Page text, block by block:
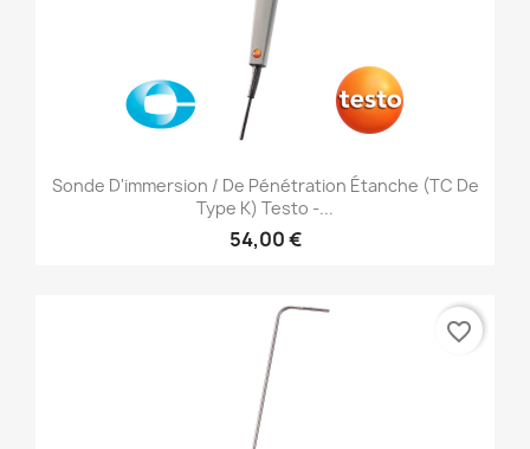
Sonde D'immersion / De Pénétration Étanche (TC De
Type K) Testo -...
54,00 €
favorite_border